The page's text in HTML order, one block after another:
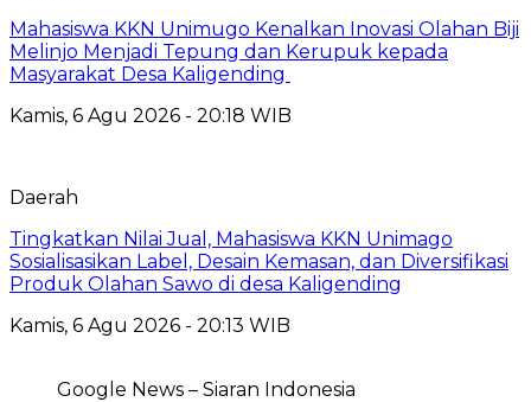
Mahasiswa KKN Unimugo Kenalkan Inovasi Olahan Biji
Melinjo Menjadi Tepung dan Kerupuk kepada
Masyarakat Desa Kaligending
Kamis, 6 Agu 2026 - 20:18 WIB
Daerah
Tingkatkan Nilai Jual, Mahasiswa KKN Unimago
Sosialisasikan Label, Desain Kemasan, dan Diversifikasi
Produk Olahan Sawo di desa Kaligending
Kamis, 6 Agu 2026 - 20:13 WIB
Google News – Siaran Indonesia